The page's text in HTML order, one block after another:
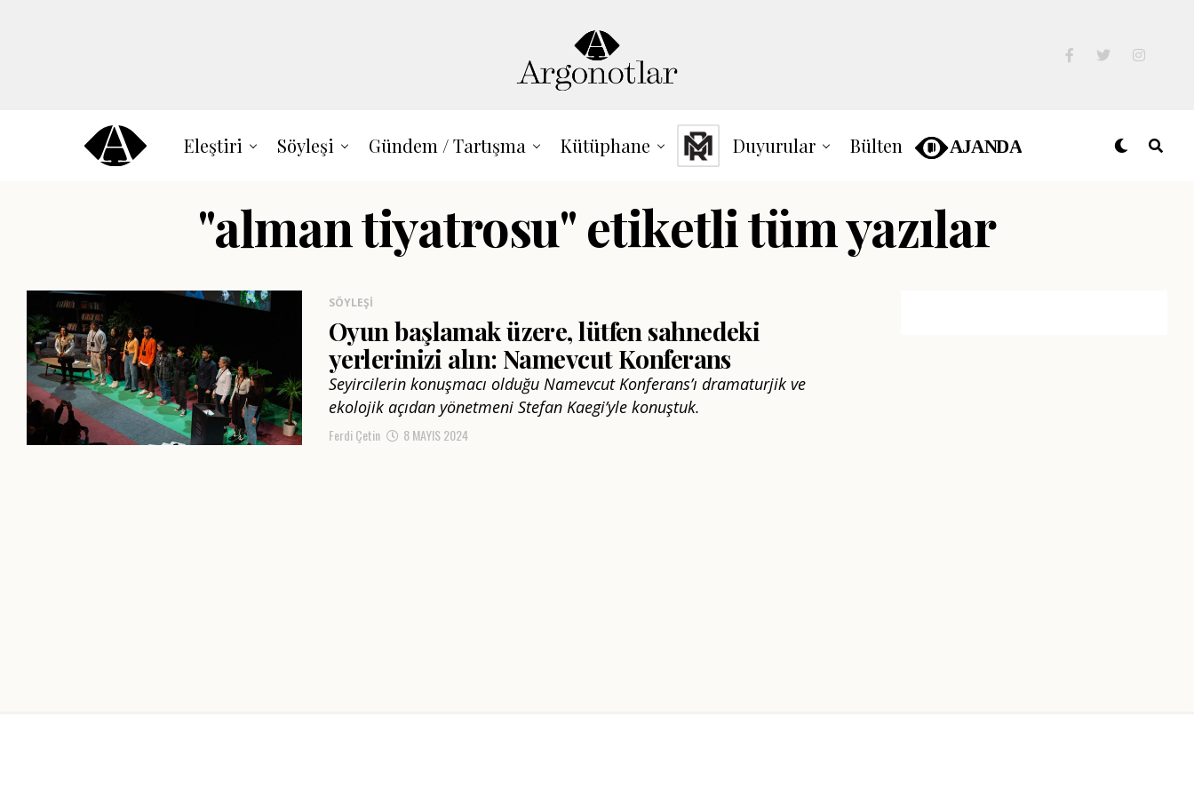
Eleştiri Söyleşi Gündem / Tartışma Kütüphane Duyurular Bülten
"alman tiyatrosu" etiketli tüm yazılar
SÖYLEŞI
Oyun başlamak üzere, lütfen sahnedeki
yerlerinizi alın: Namevcut Konferans
Seyircilerin konuşmacı olduğu Namevcut Konferans’ı dramaturjik ve
ekolojik açıdan yönetmeni Stefan Kaegi’yle konuştuk.
Ferdi Çetin 8 MAYIS 2024